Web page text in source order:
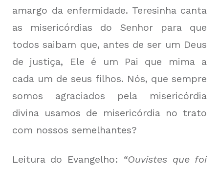
amargo da enfermidade. Teresinha canta
as misericórdias do Senhor para que
todos saibam que, antes de ser um Deus
de justiça, Ele é um Pai que mima a
cada um de seus filhos. Nós, que sempre
somos agraciados pela misericórdia
divina usamos de misericórdia no trato
com nossos semelhantes?
Leitura do Evangelho: “Ouvistes que foi